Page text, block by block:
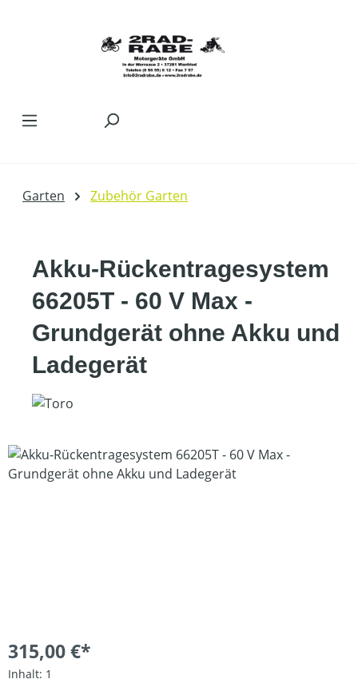
Garten Zubehör Garten
Akku-Rückentragesystem
66205T - 60 V Max -
Grundgerät ohne Akku und
Ladegerät
Bildergalerie überspringen
315,00 €*
Inhalt: 1